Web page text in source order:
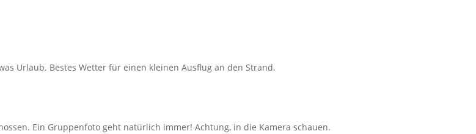
Urlaub. Bestes Wetter für einen kleinen Ausflug an den Strand.
Ein Gruppenfoto geht natürlich immer! Achtung, in die Kamera schauen.